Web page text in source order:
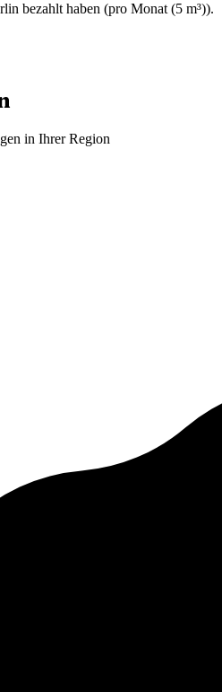
bezahlt haben (pro Monat (5 m³)).
in Ihrer Region